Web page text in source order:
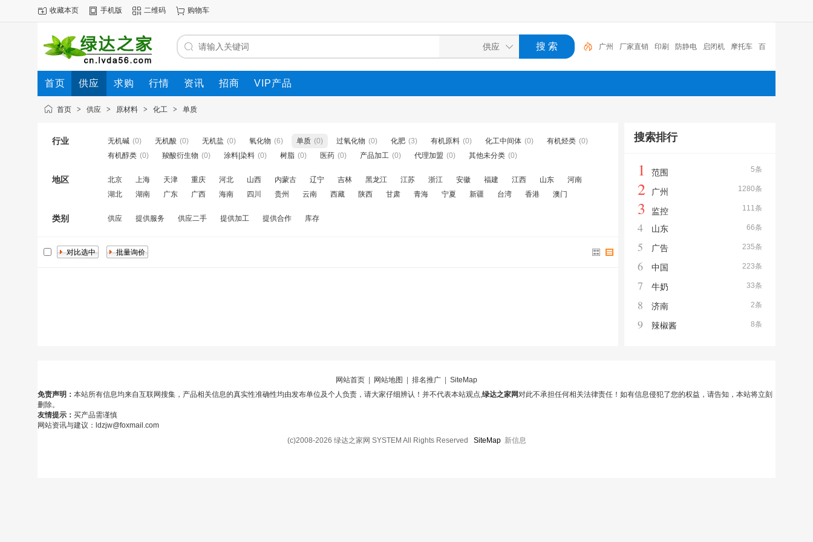
收藏本页 手机版 二维码 购物车
广州 厂家直销 印刷 防静电 启闭机 摩托车 百
福 咏玖进出口 体验桌 扑克
首页 供应 求购 行情 资讯 招商 VIP产品
首页 > 供应 > 原材料 > 化工 > 单质
行业 无机碱 (0) 无机酸 (0) 无机盐 (0) 氧化物 (6) 单质 (0) 过氧化物 (0) 化肥 (3) 有机原料 (0) 化工中间体 (0) 有机烃类 (0)
有机醇类 (0) 羧酸衍生物 (0) 涂料|染料 (0) 树脂 (0) 医药 (0) 产品加工 (0) 代理加盟 (0) 其他未分类 (0)
地区 北京 上海 天津 重庆 河北 山西 内蒙古 辽宁 吉林 黑龙江 江苏 浙江 安徽 福建 江西 山东
河南
湖北
湖南 广东 广西 海南 四川 贵州 云南 西藏 陕西 甘肃 青海 宁夏 新疆 台湾 香港 澳门
类别 供应 提供服务 供应二手 提供加工 提供合作 库存
搜索排行
5条
1 范围
1280条
2 广州
111条
3 监控
66条
4 山东
235条
5 广告
223条
6 中国
33条
7 牛奶
2条
8 济南
8条
9 辣椒酱
网站首页 网站地图 排名推广
SiteMap
免责声明： 本站所有信息均来自互联网搜集，产品相关信息的真实性准确性均由发布单位及个人负责，请大家仔细辨认！并不代表本站观点,绿达之家网对此不承担任何相关法律责任！如有信息侵犯了您的权益，请告知，本站将立刻
删除。
友情提示： 买产品需谨慎
网站资讯与建议：ldzjw@foxmail.com
(c)2008-2026 绿达之家网 SYSTEM All Rights Reserved SiteMap 新信息